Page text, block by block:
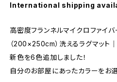
International shipping
高密度フランネルマイクロファイバ
（200×250cm）洗えるラグマット
新色を6色追加しました！
自分のお部屋にあったカラーをお